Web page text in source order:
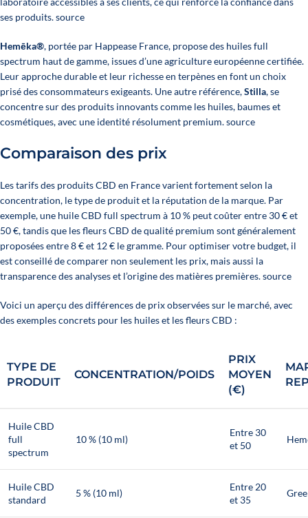
ses produits.source
Hemēka®, portée par Happease France, propose des huiles full
spectrum haut de gamme, issues d’une agriculture européenne certifiée.
Leur approche durable et leur richesse en terpènes en font un choix
prisé des consommateurs exigeants. Une autre référence,Stilla, se
concentre sur des produits innovants comme les huiles, baumes et
cosmétiques, avec une identité résolument premium. source
Comparaison des prix
Les tarifs des produits CBD en France varient fortement selon la
concentration, le type de produit et la réputation de la marque. Par
exemple, une huile CBD full spectrum à 10 % peut coûter entre 30 € et
50 €, tandis que les fleurs CBD de qualité premium sont généralement
proposées entre 8 € et 12 € le gramme. Pour optimiser votre budget, il
est conseillé de comparer non seulement les prix, mais aussi la
transparence des analyses et l’origine des matières premières. source
Voici un aperçu des différences de prix observées sur le marché, avec
des exemples concrets pour les huiles et les fleurs CBD :
TYPE DE
PRODUIT
CONCENTRATION/POIDS
PRIX
MOYEN
(€)
Huile CBD
full
spectrum
10 % (10 ml)
Entre 30
et 50
Huile CBD
standard
5 % (10 ml)
Entre 20
et 35